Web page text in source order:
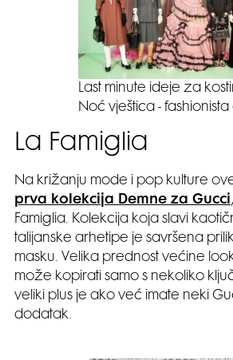
Last minute ideje za
Noć vještica - fashionista
La Famiglia
Na križanju mode i pop kulture
prva kolekcija Demne za Gucci
Famiglia. Kolekcija koja slavi
talijanske arhetipe je savršena
masku. Velika prednost većine
može kopirati samo s nekoliko
veliki plus je ako već imate neki
dodatak.